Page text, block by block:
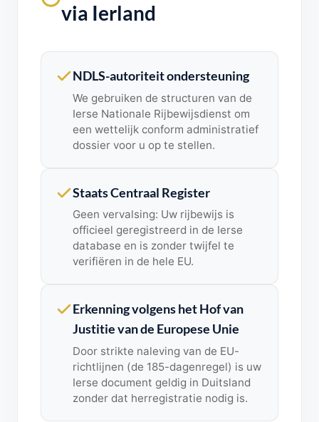
via Ierland
NDLS-autoriteit ondersteuning
We gebruiken de structuren van de
Ierse Nationale Rijbewijsdienst om
een ​​wettelijk conform administratief
dossier voor u op te stellen.
Staats Centraal Register
Geen vervalsing: Uw rijbewijs is
officieel geregistreerd in de Ierse
database en is zonder twijfel te
verifiëren in de hele EU.
Erkenning volgens het Hof van
Justitie van de Europese Unie
Door strikte naleving van de EU-
richtlijnen (de 185-dagenregel) is uw
Ierse document geldig in Duitsland
zonder dat herregistratie nodig is.